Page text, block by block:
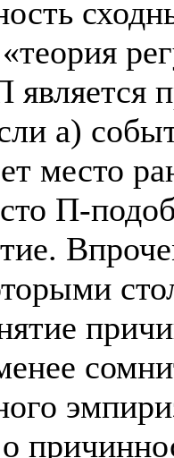
является
а)
место
П-